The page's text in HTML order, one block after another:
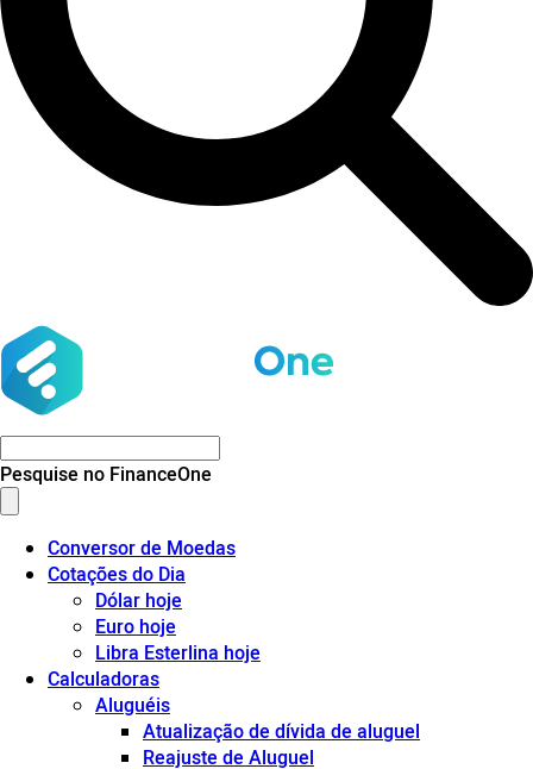
Pesquise no FinanceOne
Conversor de Moedas
Cotações do Dia
Dólar hoje
Euro hoje
Libra Esterlina hoje
Calculadoras
Aluguéis
Atualização de dívida de aluguel
Reajuste de Aluguel